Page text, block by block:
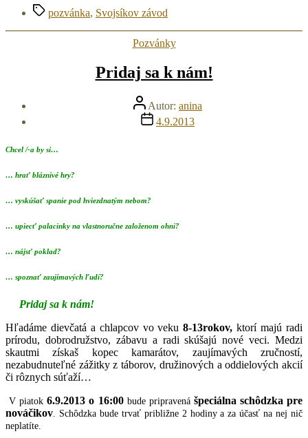
ročnicový
závod
Značkypozvánka, Svojsíkov závod
Kategórie
Pozvánky
Pridaj sa k nám!
Autor
článku
Autor: anina
Dátum
článku
4.9.2013
Chcel /-a by si…
… hrať bláznivé hry?
… vyskúšať spanie pod hviezdnatým nebom?
… upiecť palacinky na vlastnoručne založenom ohni?
… nájsť poklad?
… spoznať zaujímavých ľudí?
Pridaj sa k nám!
Hľadáme dievčatá a chlapcov vo veku8-13rokov, ktorí majú radi
prírodu, dobrodružstvo, zábavu a radi skúšajú nové veci. Medzi
skautmi získaš kopec kamarátov, zaujímavých zručností,
nezabudnuteľné zážitky z táborov, družinových a oddielových akcií
či rôznych súťaží…
V piatok6.9.2013 o 16:00bude pripravená špeciálna schôdzka pre
nováčikov
Schôdzka bude trvať približne 2 hodiny a za účasť na nej nič
neplatíte.